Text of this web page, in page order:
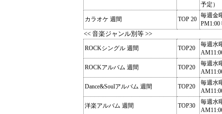
予定）
カラオケ 週間 TOP 20
毎週金
PM1:00
<< 音楽ジャンル別等 >>
ROCKシングル 週間 TOP20
毎週水
ROCKアルバム 週間 TOP20
毎週水
Dance&Soulアルバム 週間 TOP20
毎週水
洋楽アルバム 週間 TOP30
毎週水